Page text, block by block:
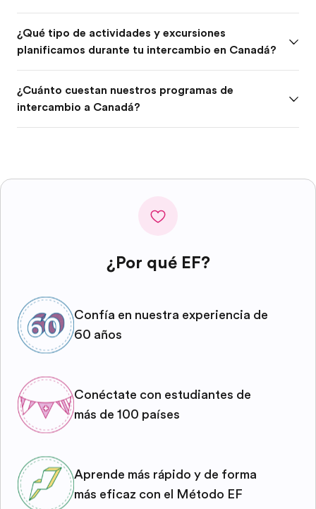
¿Qué tipo de actividades y excursiones
planificamos durante tu intercambio en Canadá?
¿Cuánto cuestan nuestros programas de
intercambio a Canadá?
¿Por qué EF?
Confía en nuestra experiencia de
60 años
Conéctate con estudiantes de
más de 100 países
Aprende más rápido y de forma
más eficaz con el Método EF